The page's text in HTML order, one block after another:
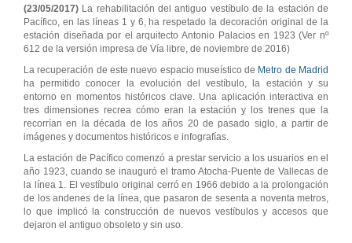
(23/05/2017) La rehabilitación del antiguo vestíbulo de la estación de
Pacífico, en las líneas 1 y 6, ha respetado la decoración original de la
estación diseñada por el arquitecto Antonio Palacios en 1923 (Ver nº
612 de la versión impresa de Vía libre, de noviembre de 2016)
La recuperación de este nuevo espacio museístico de Metro de Madrid
ha permitido conocer la evolución del vestíbulo, la estación y su
entorno en momentos históricos clave. Una aplicación interactiva en
tres dimensiones recrea cómo eran la estación y los trenes que la
recorrían en la década de los años 20 de pasado siglo, a partir de
imágenes y documentos históricos e infografías.
La estación de Pacífico comenzó a prestar servicio a los usuarios en el
año 1923, cuando se inauguró el tramo Atocha-Puente de Vallecas de
la línea 1. El vestíbulo original cerró en 1966 debido a la prolongación
de los andenes de la línea, que pasaron de sesenta a noventa metros,
lo que implicó la construcción de nuevos vestíbulos y accesos que
dejaron el antiguo obsoleto y sin uso.